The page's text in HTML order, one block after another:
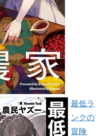
最低ラ
ンクの
冒険